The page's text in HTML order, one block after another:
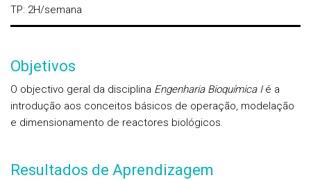
TP: 2H/semana
Objetivos
O objectivo geral da disciplina Engenharia Bioquímica Ié a
introdução aos conceitos básicos de operação, modelação
e dimensionamento de reactores biológicos.
Resultados de Aprendizagem